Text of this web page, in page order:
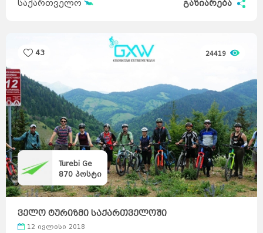
საქართველო გაზიარება
Turebi Ge
870 პოსტი
43 24419
ველო ტურიზმი საქართველოში
12 ივლისი 2018